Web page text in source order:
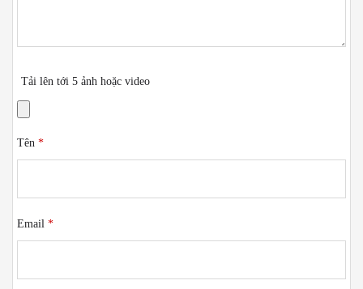
Tải lên tới 5 ảnh hoặc video
Tên *
Email *